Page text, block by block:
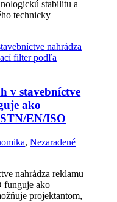
stabilitu a
technicky
v stavebníctve
ako
EN/ISO
,Nezaradené |
nahrádza reklamu
funguje ako
projektantom,